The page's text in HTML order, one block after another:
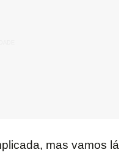
mas vamos lá